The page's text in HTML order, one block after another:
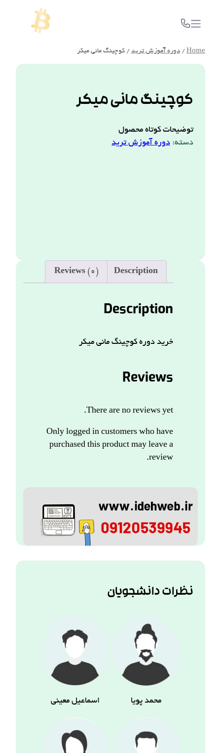
Home
/ دوره آموزش ترید / کوچینگ مانی میکر
کوچینگ مانی میکر
توضیحات کوتاه محصول
دسته: دوره آموزش ترید
Description
Reviews (0)
Description
خرید دوره کوچینگ مانی میکر
Reviews
There are no reviews yet.
Only logged in customers who have
purchased this product may leave a
review.
نظرات دانشجویان
محمد پویا اسماعیل معینی